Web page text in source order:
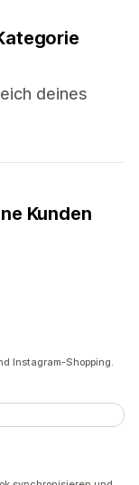
deines
Kunden
Instagram-Shopping.